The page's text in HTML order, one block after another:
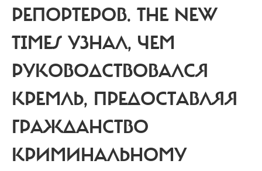
РЕПОРТЕРОВ. THE NEW
TIMES УЗНАЛ, ЧЕМ
РУКОВОДСТВОВАЛСЯ
КРЕМЛЬ, ПРЕДОСТАВЛЯЯ
ГРАЖДАНСТВО
КРИМИНАЛЬНОМУ